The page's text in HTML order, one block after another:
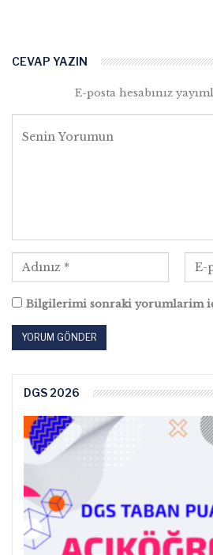
CEVAP YAZIN
E-posta hesabınız
Bilgilerimi sonraki yorumlarim
DGS 2026